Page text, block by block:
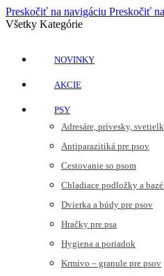
Preskočiť na navigáciu Preskočiť
Všetky Kategórie
NOVINKY
AKCIE
PSY
Adresáre, prívesky,
Antiparazitiká pre psov
Cestovanie so psom
Chladiace podložky a
Dvierka a búdy pre psov
Hračky pre psa
Hygiena a poriadok
Krmivo – granule pre psov